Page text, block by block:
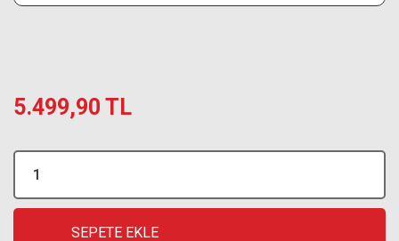
5.499,90 TL
SEPETE EKLE